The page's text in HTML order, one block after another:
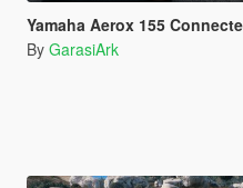
Yamaha Aerox 155 Connected 2023 [Add-On | Tuning |
By GarasiArk